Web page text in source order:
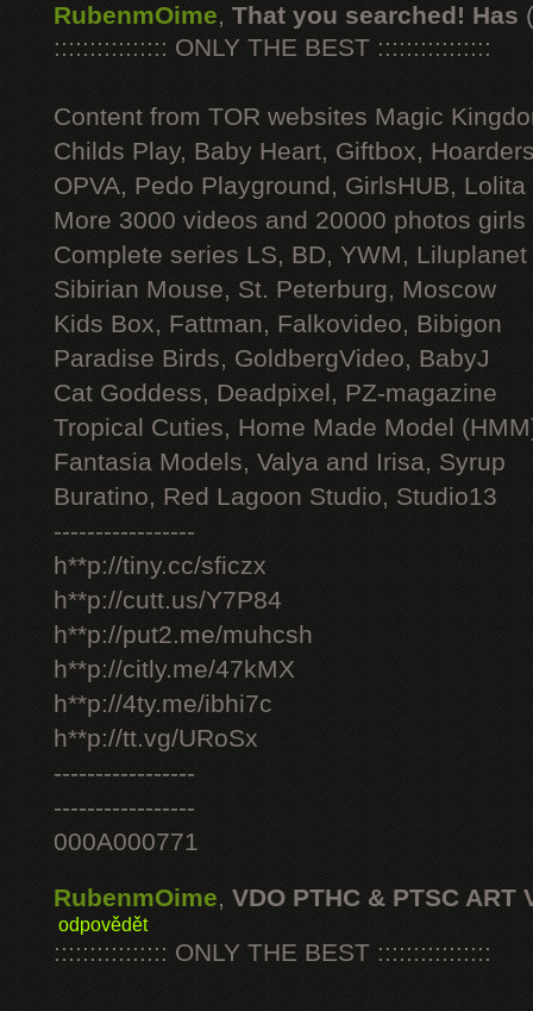
RubenmOime, That you searched! Has
:::::::::::::::: ONLY THE BEST ::::::::::::::::
Content from TOR websites Magic
Childs Play, Baby Heart, Giftbox,
OPVA, Pedo Playground, GirlsHUB, Lolita
More 3000 videos and 20000 photos
Complete series LS, BD, YWM, Liluplanet
Sibirian Mouse, St. Peterburg, Moscow
Kids Box, Fattman, Falkovideo, Bibigon
Paradise Birds, GoldbergVideo, BabyJ
Cat Goddess, Deadpixel, PZ-magazine
Tropical Cuties, Home Made Model
Fantasia Models, Valya and Irisa, Syrup
Buratino, Red Lagoon Studio, Studio13
-----------------
h**p://tiny.cc/sficzx
h**p://cutt.us/Y7P84
h**p://put2.me/muhcsh
h**p://citly.me/47kMX
h**p://4ty.me/ibhi7c
h**p://tt.vg/URoSx
-----------------
-----------------
000A000771
RubenmOime, VDO PTHC & PTSC ART
odpovědět
:::::::::::::::: ONLY THE BEST ::::::::::::::::